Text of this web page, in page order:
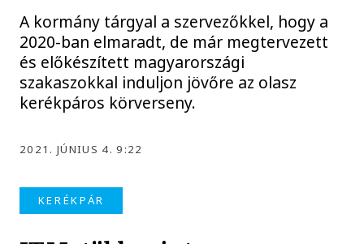
A kormány tárgyal a szervezőkkel, hogy a
2020-ban elmaradt, de már megtervezett
és előkészített magyarországi
szakaszokkal induljon jövőre az olasz
kerékpáros körverseny.
2021. JÚNIUS 4. 9:22
KERÉKPÁR